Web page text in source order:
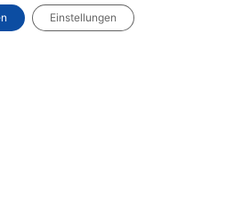
Einstellungen